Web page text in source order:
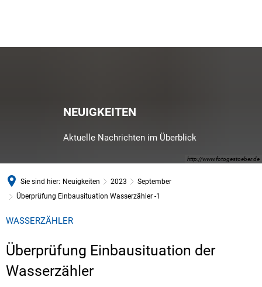
http://www.fotogestoeber.de
NEUIGKEITEN
Aktuelle Nachrichten im Überblick
Sie sind hier: Neuigkeiten 2023
September
Überprüfung Einbausituation Wasserzähler -1
WASSERZÄHLER
Überprüfung Einbausituation der
Wasserzähler